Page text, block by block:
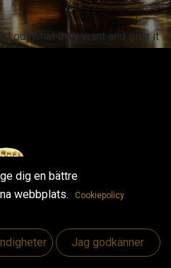
out what they want and give it
dig en bättre
webbplats.
Cookiepolicy
Jag godkänner